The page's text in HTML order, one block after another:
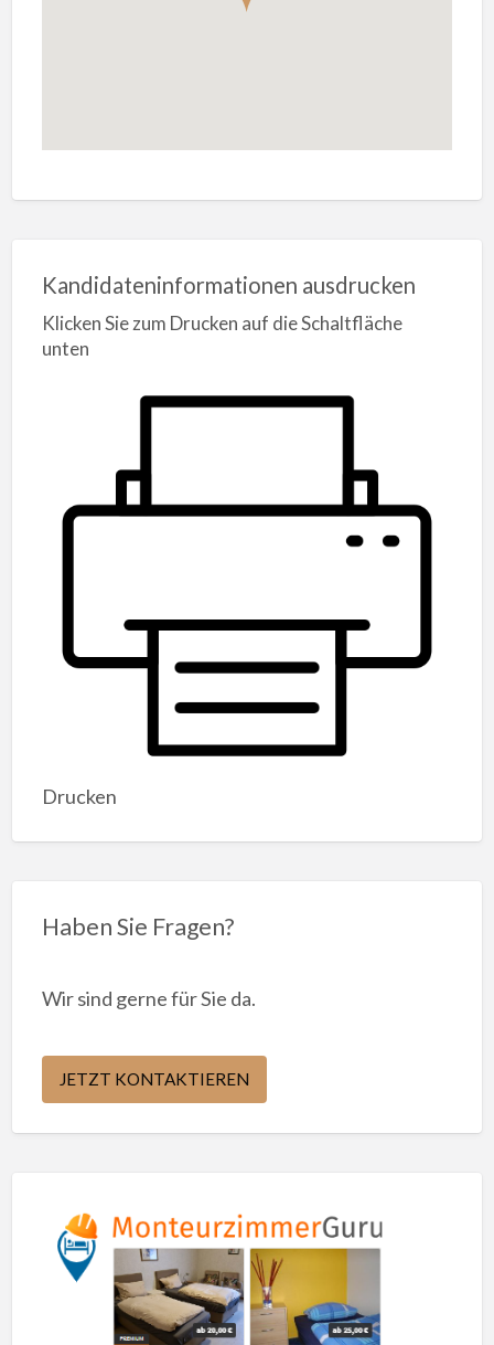
Kandidateninformationen ausdrucken
Klicken Sie zum Drucken auf die Schaltfläche
unten
Drucken
Haben Sie Fragen?
Wir sind gerne für Sie da.
JETZT KONTAKTIEREN